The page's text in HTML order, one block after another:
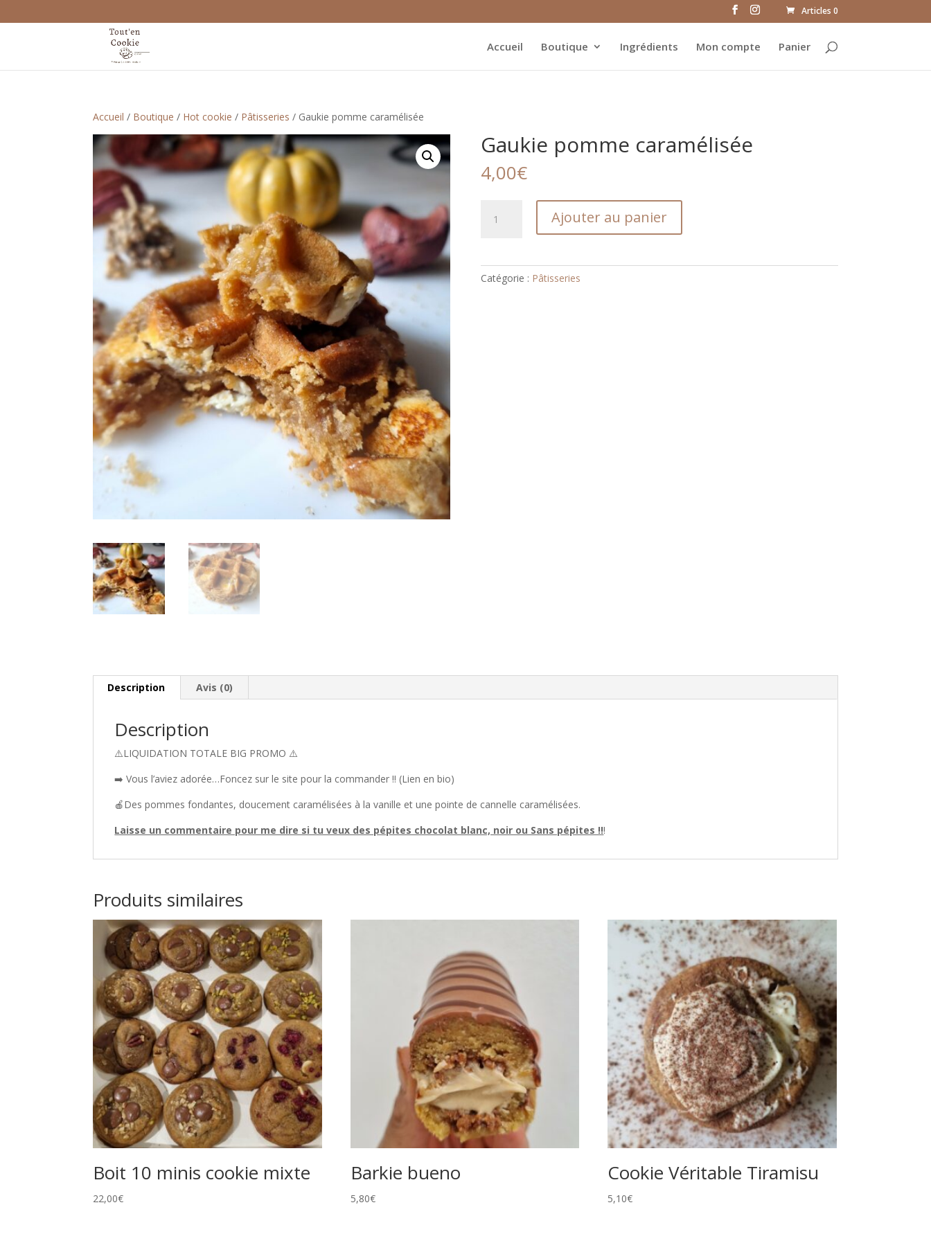
Articles 0
Accueil Boutique Ingrédients Mon compte Panier
Accueil / Boutique / Hot cookie / Pâtisseries / Gaukie pomme caramélisée
Gaukie pomme caramélisée
4,00€
caramélisée
Ajouter au panier
Catégorie : Pâtisseries
Description Avis (0)
Description
⚠️LIQUIDATION TOTALE BIG PROMO ⚠️
➡️ Vous l’aviez adorée…Foncez sur le site pour la commander !! (Lien en bio)
🍎Des pommes fondantes, doucement caramélisées à la vanille et une pointe de cannelle caramélisées.
Laisse un commentaire pour me dire si tu veux des pépites chocolat blanc, noir ou Sans pépites !!!
Produits similaires
Boit 10 minis cookie mixte
22,00€
Barkie bueno
5,80€
Cookie Véritable Tiramisu
5,10€